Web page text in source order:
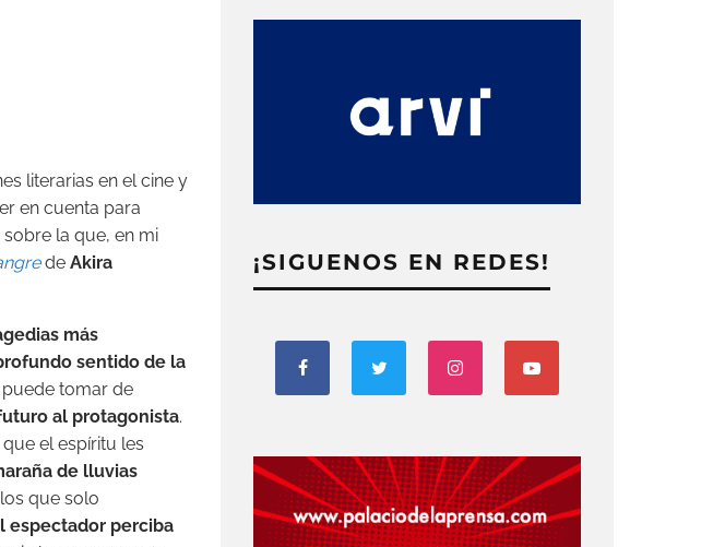
literarias en el cine y
en cuenta para
la que, en mi
de Akira
más
sentido de la
tomar de
al protagonista.
el espíritu les
de lluvias
que solo
espectador perciba
¡SIGUENOS EN REDES!